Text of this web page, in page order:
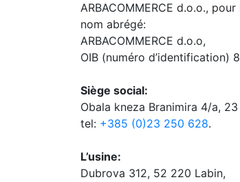
ARBACOMMERCE d.o.o.,
nom abrégé:
ARBACOMMERCE d.o.o,
OIB (numéro d’identification)
Siège social:
Obala kneza Branimira 4/a,
tel: +385 (0)23 250 628.
L’usine:
Dubrova 312, 52 220 Labin,